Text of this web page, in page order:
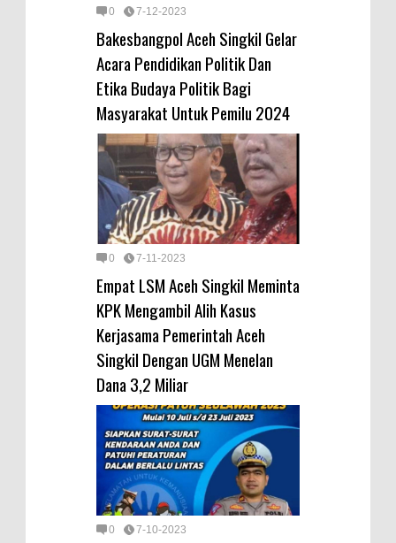
0 7-12-2023
Bakesbangpol Aceh Singkil Gelar
Acara Pendidikan Politik Dan
Etika Budaya Politik Bagi
Masyarakat Untuk Pemilu 2024
0 7-11-2023
Empat LSM Aceh Singkil Meminta
KPK Mengambil Alih Kasus
Kerjasama Pemerintah Aceh
Singkil Dengan UGM Menelan
Dana 3,2 Miliar
0 7-10-2023